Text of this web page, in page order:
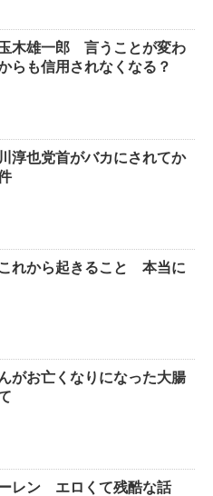
木雄一郎 言うことが変わ
らも信用されなくなる？
淳也党首がバカにされてか
れから起きること 本当に
がお亡くなりになった大腸
レン エロくて残酷な話